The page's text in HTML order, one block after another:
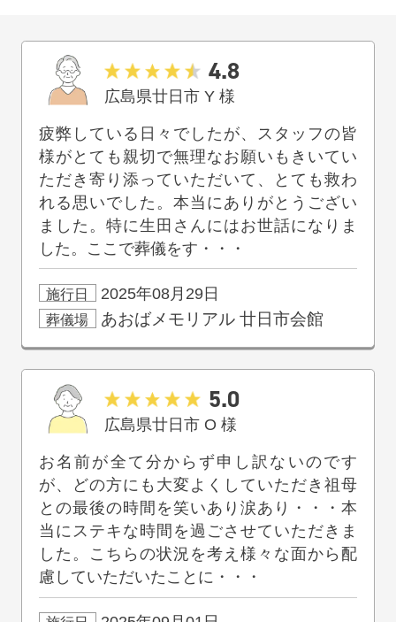
広島県廿日市 Y様
4.8
施行日 2025年08月29日
疲弊している日々でしたが、スタッフの皆
様がとても親切で無理なお願いもきいてい
ただき寄り添っていただいて、とても救わ
れる思いでした。本当にありがとうござい
ました。特に生田さんにはお世話になりま
した。ここで葬儀をす・・・
葬儀場 あおばメモリアル 廿日市会館
広島県廿日市 O様
5.0
お名前が全て分からず申し訳ないのです
が、どの方にも大変よくしていただき祖母
との最後の時間を笑いあり涙あり・・・本
当にステキな時間を過ごさせていただきま
した。こちらの状況を考え様々な面から配
慮していただいたことに・・・